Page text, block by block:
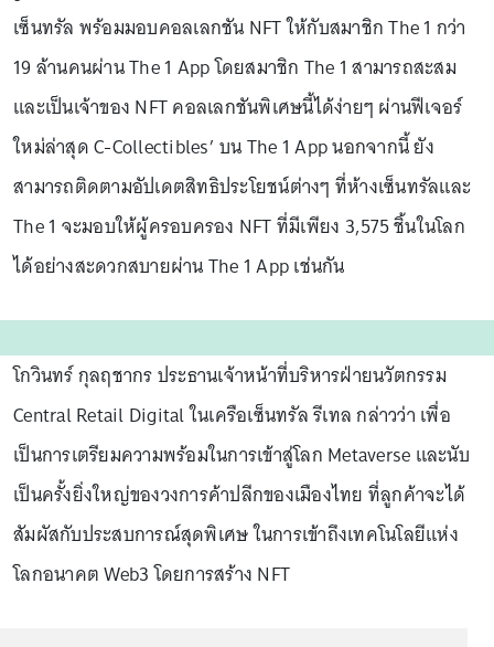
เซ็นทรัล พร้อมมอบคอลเลกชัน NFT ให้กับสมาชิก The 1 กว่า
19 ล้านคนผ่าน The 1 App โดยสมาชิก The 1 สามารถสะสม
และเป็นเจ้าของ NFT คอลเลกชันพิเศษนี้ได้ง่ายๆ ผ่านฟีเจอร์
ใหม่ล่าสุด C-Collectibles’ บน The 1 App นอกจากนี้ ยัง
สามารถติดตามอัปเดตสิทธิประโยชน์ต่างๆ ที่ห้างเซ็นทรัลและ
The 1 จะมอบให้ผู้ครอบครอง NFT ที่มีเพียง 3,575 ชิ้นในโลก
ได้อย่างสะดวกสบายผ่าน The 1 App เช่นกัน
โกวินทร์ กุลฤชากร ประธานเจ้าหน้าที่บริหารฝ่ายนวัตกรรม
Central Retail Digital ในเครือเซ็นทรัล รีเทล กล่าวว่า เพื่อ
เป็นการเตรียมความพร้อมในการเข้าสู่โลก Metaverse และนับ
เป็นครั้งยิ่งใหญ่ของวงการค้าปลีกของเมืองไทย ที่ลูกค้าจะได้
สัมผัสกับประสบการณ์สุดพิเศษ ในการเข้าถึงเทคโนโลยีแห่ง
โลกอนาคต Web3 โดยการสร้าง NFT